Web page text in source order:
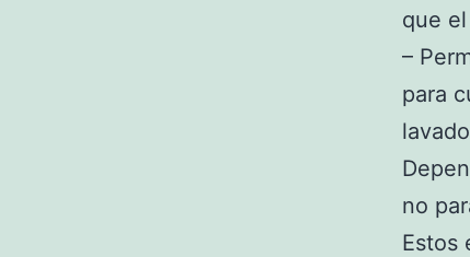
que
–
para
no
Estos